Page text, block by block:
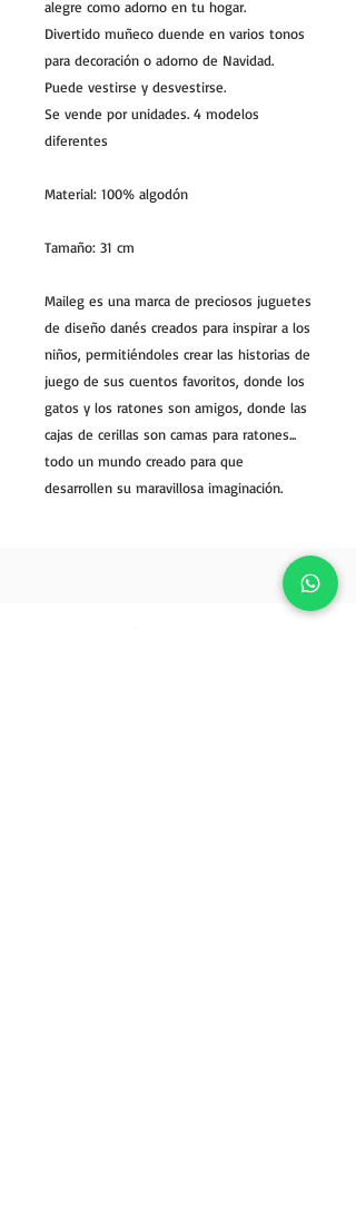
alegre como adorno en tu hogar.
Divertido muñeco duende en varios tonos
para decoración o adorno de Navidad.
Puede vestirse y desvestirse.
Se vende por unidades. 4 modelos
diferentes
Material: 100% algodón
Tamaño: 31 cm
Maileg es una marca de preciosos juguetes
de diseño danés creados para inspirar a los
niños, permitiéndoles crear las historias de
juego de sus cuentos favoritos, donde los
gatos y los ratones son amigos, donde las
cajas de cerillas son camas para ratones...
todo un mundo creado para que
desarrollen su maravillosa imaginación.